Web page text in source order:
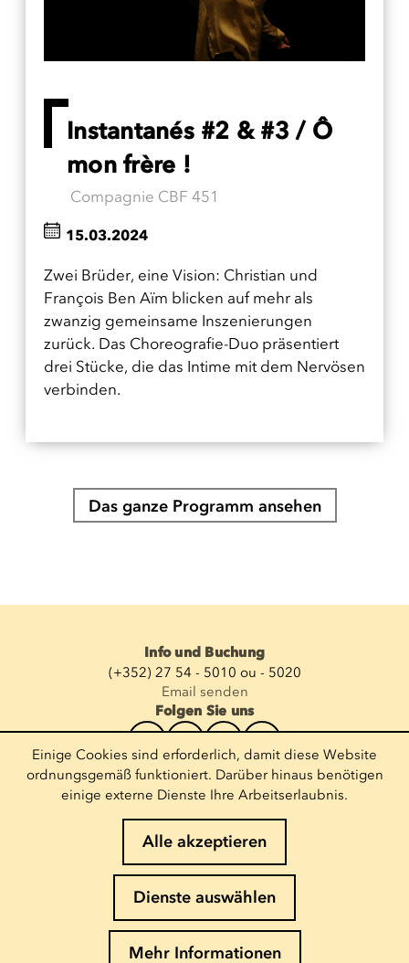
Instantanés #2 & #3 / Ô
mon frère !
Compagnie CBF 451
Zwei Brüder, eine Vision: Christian und
François Ben Aïm blicken auf mehr als
zwanzig gemeinsame Inszenierungen
zurück. Das Choreografie-Duo präsentiert
drei Stücke, die das Intime mit dem Nervösen
verbinden.
15.03.2024
Das ganze Programm ansehen
Info und Buchung
(+352) 27 54 - 5010 ou - 5020
Email senden
Folgen Sie uns
Newsletter abonnieren
E-Mail eingeben
Cookies-Richtlinie
Datenschutz
Einige Cookies sind erforderlich, damit diese Website
ordnungsgemäß funktioniert. Darüber hinaus benötigen
einige externe Dienste Ihre Arbeitserlaubnis.
Alle akzeptieren
Dienste auswählen
Mehr Informationen